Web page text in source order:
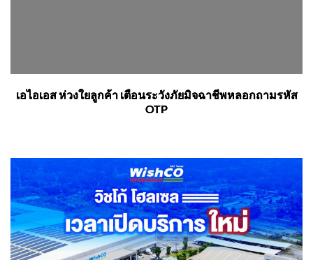
เอไอเอส ห่วงใยลูกค้า เตือนระวังภัยมิจฉาชีพหลอกถามรหัส
OTP